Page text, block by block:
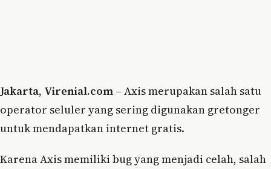
Jakarta, Virenial.com – Axis merupakan salah satu
operator seluler yang sering digunakan gretonger
untuk mendapatkan internet gratis.
Karena Axis memiliki bug yang menjadi celah, salah